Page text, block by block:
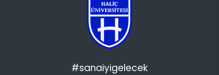
#sanaiyigelecek